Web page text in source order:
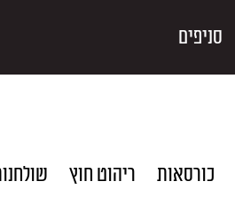
סניפים
כורסאות ריהוט חוץ